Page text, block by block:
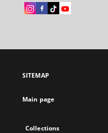
Instagram
open
new
Facebook
open
new
Instagram
open
new
Instagram
open
SITEMAP
Main page
Collections